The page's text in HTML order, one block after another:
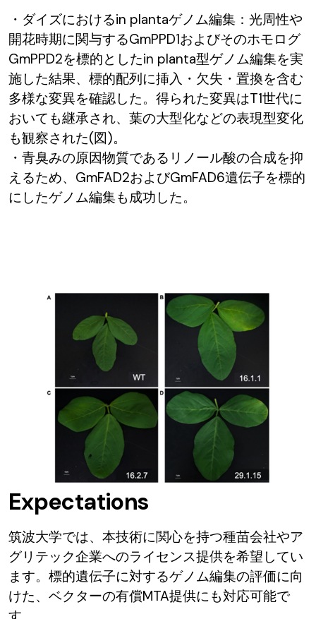
・ダイズにおけるin plantaゲノム編集：光周性や
開花時期に関与するGmPPD1およびそのホモログ
GmPPD2を標的としたin planta型ゲノム編集を実
施した結果、標的配列に挿入・欠失・置換を含む
多様な変異を確認した。得られた変異はT1世代に
おいても継承され、葉の大型化などの表現型変化
も観察された(図)。
・青臭みの原因物質であるリノール酸の合成を抑
えるため、GmFAD2およびGmFAD6遺伝子を標的
にしたゲノム編集も成功した。
Expectations
筑波大学では、本技術に関心を持つ種苗会社やア
グリテック企業へのライセンス提供を希望してい
ます。標的遺伝子に対するゲノム編集の評価に向
けた、ベクターの有償MTA提供にも対応可能で
す。